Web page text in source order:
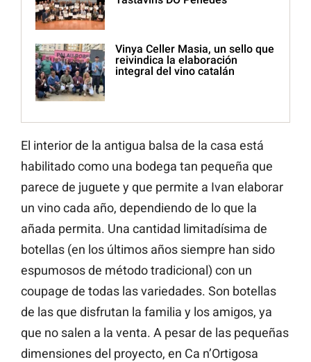
Vinya Celler Masia, un sello que
reivindica la elaboración
integral del vino catalán
El interior de la antigua balsa de la casa está
habilitado como una bodega tan pequeña que
parece de juguete y que permite a Ivan elaborar
un vino cada año, dependiendo de lo que la
añada permita. Una cantidad limitadísima de
botellas (en los últimos años siempre han sido
espumosos de método tradicional) con un
coupage de todas las variedades. Son botellas
de las que disfrutan la familia y los amigos, ya
que no salen a la venta. A pesar de las pequeñas
dimensiones del proyecto, en Ca n’Ortigosa